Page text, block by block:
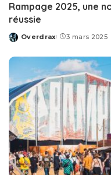
Rampage 2025, une
réussie
Posted
Overdrax 3 mars 2025